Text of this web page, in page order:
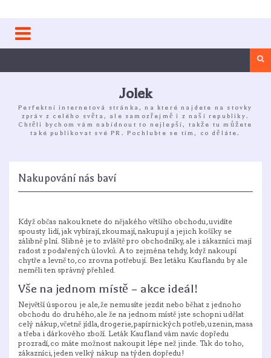
to
content
Jolek
Perfektní internetová stránka, na které najdete na stovky
zpráv z celého světa, ale samozřejmě i z naší republiky.
Chtěli bychom vám nabídnout to nejlepší, takže tu můžete
také publikovat své PR. Pochlubte se tím, co děláte.
Nakupování nás baví
Když občas nakouknete do nějakého většího obchodu, uvidíte
spousty lidí, jak vybírají, zkoumají, nakupují a jejich košíky se
zálibně plní. Slibné je to zvláště pro obchodníky, ale i zákazníci mají
radost z podařených úlovků. A to zejména tehdy, když nakoupí
chytře a levně to, co zrovna potřebují. Bez letáku Kauflandu by ale
neměli ten správný přehled.
Vše na jednom místě – akce ideál!
Největší úsporou je ale, že nemusíte jezdit nebo běhat z jednoho
obchodu do druhého, ale že na jednom místě jste schopni udělat
celý nákup, včetně jídla, drogerie, papírnických potřeb, uzenin, masa
a třeba i dárkového zboží. Leták Kaufland vám navíc dopředu
prozradí, co máte možnost nakoupit lépe než jinde. Tak do toho,
zákazníci, jeden velký nákup na týden dopředu!